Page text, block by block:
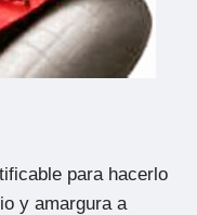
para hacerlo
y amargura a